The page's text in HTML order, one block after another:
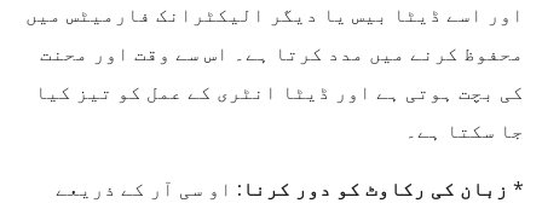
اور اسے ڈیٹا بیس یا دیگر الیکٹرانک فارمیٹس میں
محفوظ کرنے میں مدد کرتا ہے۔ اس سے وقت اور محنت
کی بچت ہوتی ہے اور ڈیٹا انٹری کے عمل کو تیز کیا
جا سکتا ہے۔
* زبان کی رکاوٹ کو دور کرنا: او سی آر کے ذریعے